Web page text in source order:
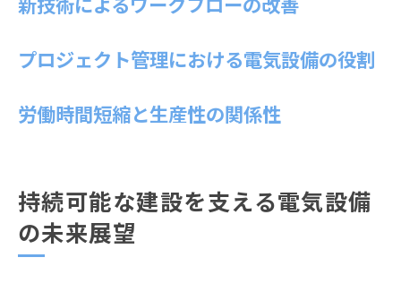
プロジェクト管理における電気設備の役割
労働時間短縮と生産性の関係性
持続可能な建設を支える電気設備
の未来展望